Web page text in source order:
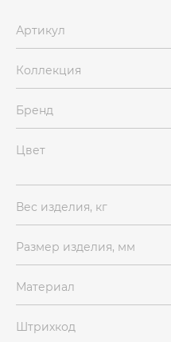
Артикул
Коллекция
Бренд
Цвет
Вес изделия, кг
Размер изделия, мм
Материал
Штрихкод